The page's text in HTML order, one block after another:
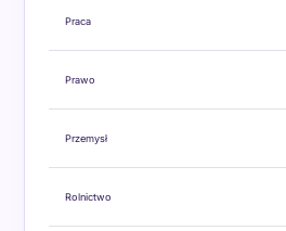
Praca
Prawo
Przemysł
Rolnictwo